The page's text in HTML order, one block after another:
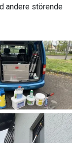
andere störende